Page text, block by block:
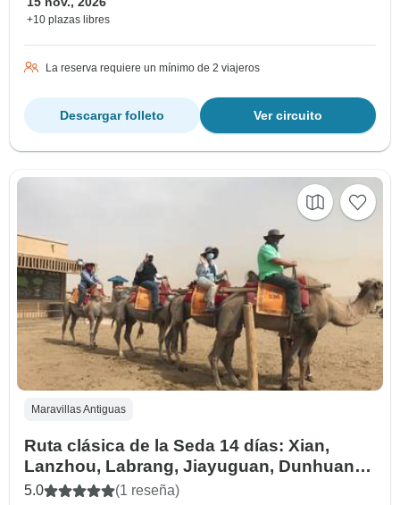
+10 plazas libres
La reserva requiere un mínimo de 2 viajeros
Ver circuito
Descargar folleto
Maravillas Antiguas
Ruta clásica de la Seda 14 días: Xian,
Lanzhou, Labrang, Jiayuguan, Dunhuang,
Turpan, Urumqi, Kashgar
5.0 (1 reseña)